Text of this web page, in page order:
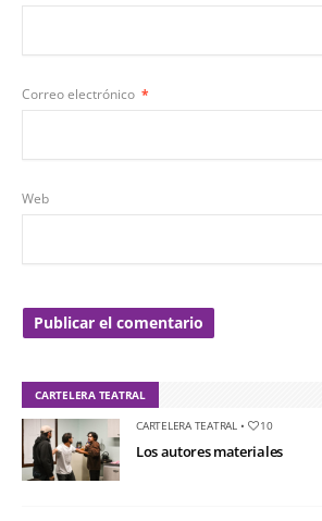
Correo electrónico *
Web
CARTELERA TEATRAL
CARTELERA TEATRAL• 10
Los autores materiales